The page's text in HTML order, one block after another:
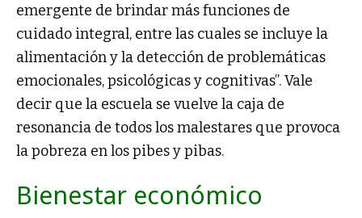
emergente de brindar más funciones de
cuidado integral, entre las cuales se incluye la
alimentación y la detección de problemáticas
emocionales, psicológicas y cognitivas”. Vale
decir que la escuela se vuelve la caja de
resonancia de todos los malestares que provoca
la pobreza en los pibes y pibas.
Bienestar económico